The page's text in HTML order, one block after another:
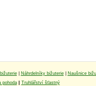
| Náhrdelníky bižuterie| Naušnice
pohoda| Truhlářství šťastný